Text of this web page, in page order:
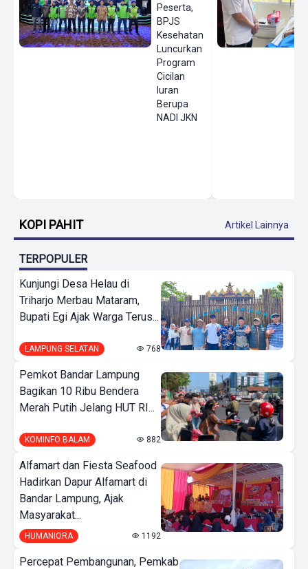
Peserta,
BPJS
Kesehatan
Luncurkan
Program
Cicilan
Iuran
Berupa
NADI JKN
KOPI PAHIT Artikel Lainnya
TERPOPULER
Kunjungi Desa Helau di
Triharjo Merbau Mataram,
Bupati Egi Ajak Warga Terus...
LAMPUNG SELATAN 768
Pemkot Bandar Lampung
Bagikan 10 Ribu Bendera
Merah Putih Jelang HUT RI...
KOMINFO BALAM 882
Alfamart dan Fiesta Seafood
Hadirkan Dapur Alfamart di
Bandar Lampung, Ajak
Masyarakat...
HUMANIORA 1192
Percepat Pembangunan, Pemkab